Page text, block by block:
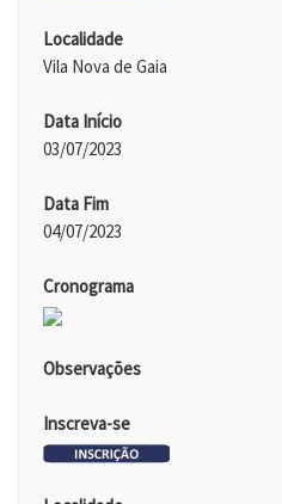
Localidade
Vila Nova de Gaia
Data Início
03/07/2023
Data Fim
04/07/2023
Cronograma
Observações
Inscreva-se